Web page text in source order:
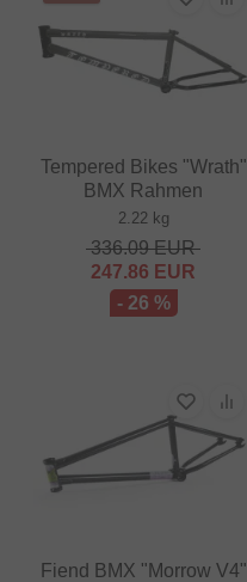
Tempered Bikes "Wrath"
BMX Rahmen
2.22 kg
336.09EUR
247.86 EUR
- 26 %
Fiend BMX "Morrow V4"